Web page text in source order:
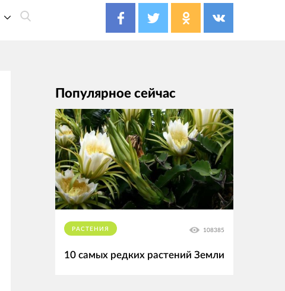
Популярное сейчас
РАСТЕНИЯ 108385
10 самых редких растений Земли